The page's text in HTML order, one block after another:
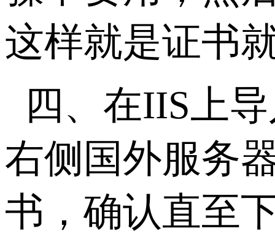
这样就是证书
四、在IIS上
右侧国外服务
书，确认直至